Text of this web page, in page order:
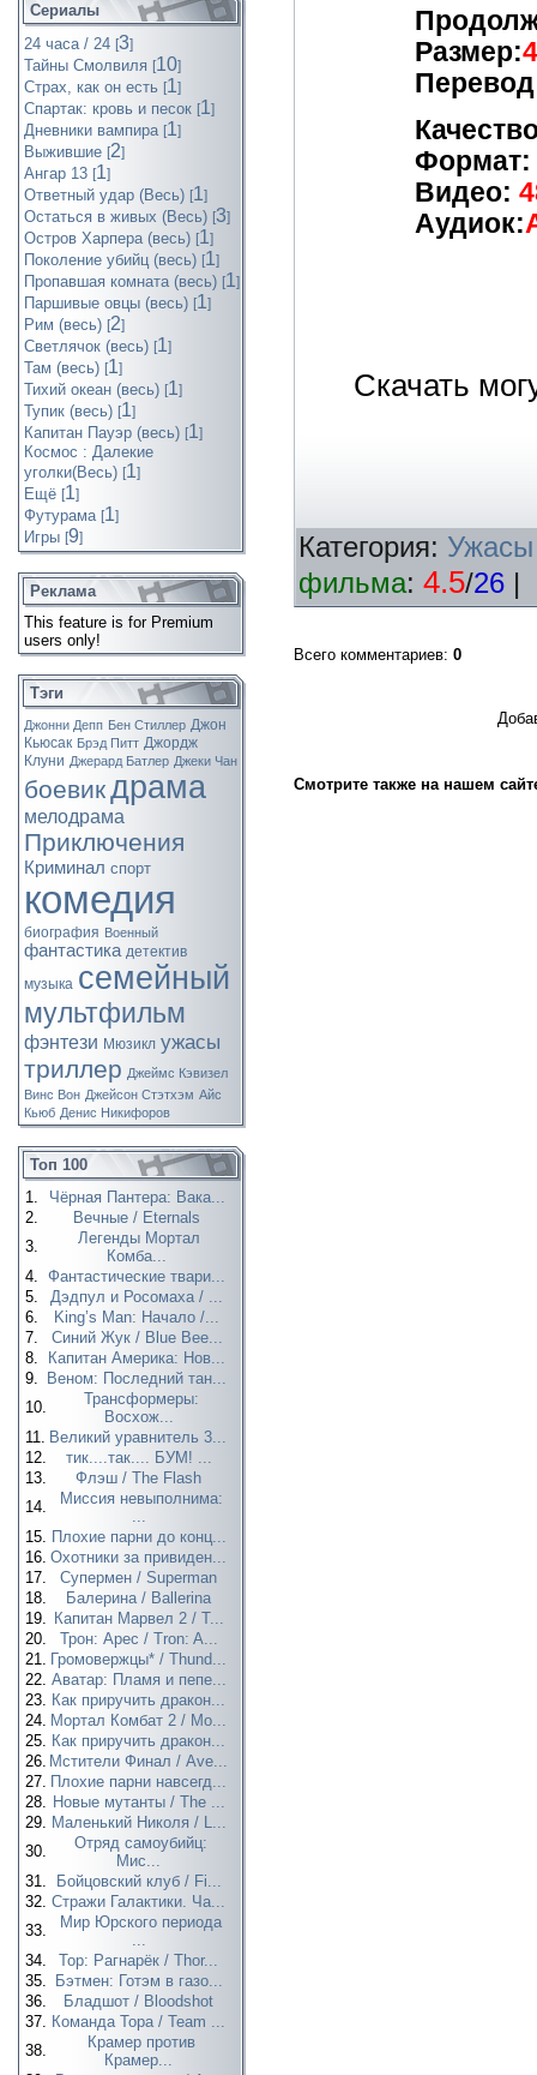
Сериалы
24 часа / 24 [3]
Тайны Смолвиля [10]
Страх, как он есть [1]
Спартак: кровь и песок [1]
Дневники вампира [1]
Выжившие [2]
Ангар 13 [1]
Ответный удар (Весь) [1]
Остаться в живых (Весь) [3]
Остров Харпера (весь) [1]
Поколение убийц (весь) [1]
Пропавшая комната (весь) [1]
Паршивые овцы (весь) [1]
Рим (весь) [2]
Светлячок (весь) [1]
Там (весь) [1]
Тихий океан (весь) [1]
Тупик (весь) [1]
Капитан Пауэр (весь) [1]
Космос : Далекие
уголки(Весь) [1]
Ещё [1]
Футурама [1]
Игры [9]
Реклама
This feature is for Premium
users only!
Тэги
Джонни Депп Бен Стиллер Джон
Кьюсак Брэд Питт Джордж
Клуни Джерард Батлер Джеки Чан
боевикдрама
мелодрама
Приключения
Криминал спорт
комедия
биография Военный
фантастика детектив
музыка семейный
мультфильм
фэнтези Мюзикл ужасы
триллер Джеймс Кэвизел
Винс Вон Джейсон Стэтхэм Айс
Кьюб Денис Никифоров
Топ 100
1.
Чёрная Пантера: Вака...
2.
Вечные / Eternals
3.
Легенды Мортал
Комба...
4. Фантастические твари...
5.
Дэдпул и Росомаха / ...
6.
King’s Man: Начало /...
7.
Синий Жук / Blue Bee...
8.
Капитан Америка: Нов...
9.
Веном: Последний тан...
10.
Трансформеры:
Восхож...
11. Великий уравнитель 3...
12.
тик....так.... БУМ! ...
13.
Флэш / The Flash
14.
Миссия невыполнима:
...
15. Плохие парни до конц...
16. Охотники за привиден...
17.
Супермен / Superman
18.
Балерина / Ballerina
19. Капитан Марвел 2 / T...
20.
Трон: Арес / Tron: A...
21. Громовержцы* / Thund...
22. Аватар: Пламя и пепе...
23. Как приручить дракон...
24. Мортал Комбат 2 / Mo...
25. Как приручить дракон...
26. Мстители Финал / Ave...
27. Плохие парни навсегд...
28. Новые мутанты / The ...
29. Маленький Николя / L...
30.
Отряд самоубийц:
Мис...
31.
Бойцовский клуб / Fi...
32. Стражи Галактики. Ча...
33.
Мир Юрского периода
...
34.
Тор: Рагнарёк / Thor...
35.
Бэтмен: Готэм в газо...
36.
Бладшот / Bloodshot
37. Команда Тора / Team ...
38.
Крамер против
Крамер...
Размер:
Формат:
Видео:
Аудиок:
Скачать
Категория: Ужасы
фильма: 4.5/26
Всего комментариев: 0
Смотрите также на нашем